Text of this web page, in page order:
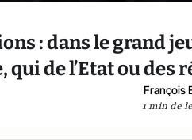
: dans le grand
qui de l’Etat ou des
François
1 min de